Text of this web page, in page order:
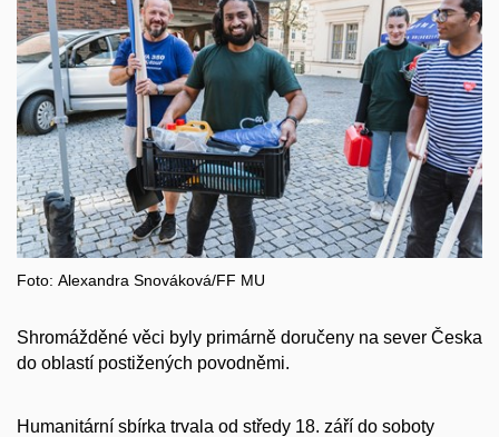
Foto: Alexandra Snováková/FF MU
Shromážděné věci byly primárně doručeny na sever Česka
do oblastí postižených povodněmi.
Humanitární sbírka trvala od středy 18. září do soboty